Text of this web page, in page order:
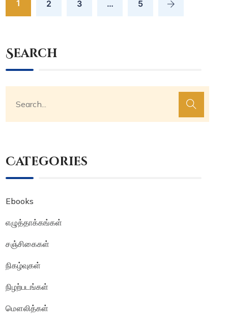
1 2 3 … 5
Search
Categories
Ebooks
எழுத்தாக்கங்கள்
சஞ்சிகைகள்
நிகழ்வுகள்
நிழற்படங்கள்
மௌலித்கள்